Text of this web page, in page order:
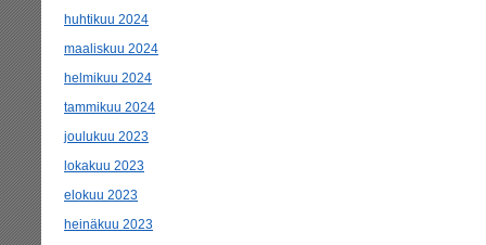
huhtikuu 2024
maaliskuu 2024
helmikuu 2024
tammikuu 2024
joulukuu 2023
lokakuu 2023
elokuu 2023
heinäkuu 2023